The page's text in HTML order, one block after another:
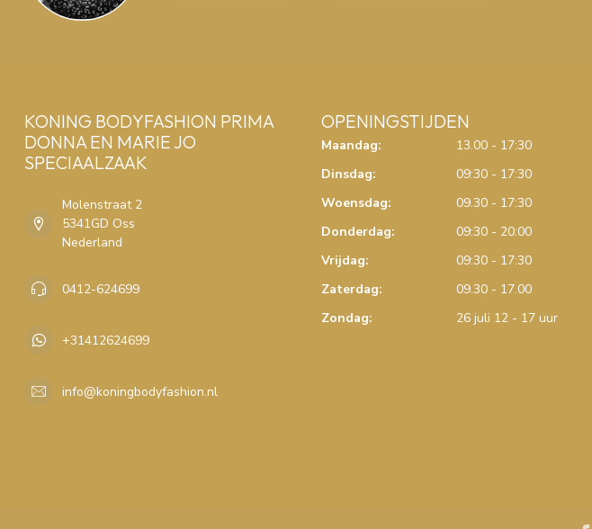
KONING BODYFASHION PRIMA
DONNA EN MARIE JO
SPECIAALZAAK
Molenstraat 2
5341GD Oss
Nederland
0412-624699
+31412624699
info@koningbodyfashion.nl
OPENINGSTIJDEN
Maandag:
13.00 - 17:30
Dinsdag:
09:30 - 17:30
Woensdag:
09.30 - 17:30
Donderdag:
09:30 - 20:00
Vrijdag:
09:30 - 17:30
Zaterdag:
09.30 - 17.00
Zondag:
26 juli 12 - 17 uur